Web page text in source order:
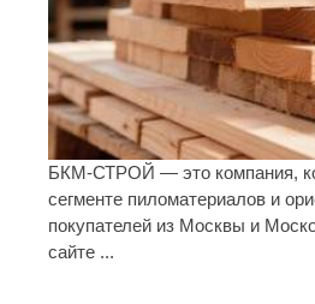
БКМ-СТРОЙ — это компания,
сегменте пиломатериалов и
покупателей из Москвы и
сайте ...